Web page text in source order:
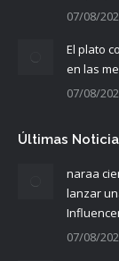
07/08/
El plato
en las
07/08/
Últimas
naraa
lanzar
07/08/